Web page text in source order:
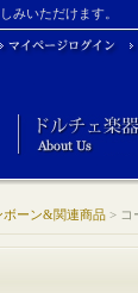
みいただけます。
ボーン&関連商品 > コ